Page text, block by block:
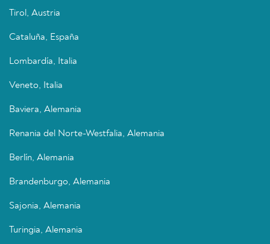
Tirol, Austria
Cataluña, España
Lombardía, Italia
Veneto, Italia
Baviera, Alemania
Renania del Norte-Westfalia, Alemania
Berlín, Alemania
Brandenburgo, Alemania
Sajonia, Alemania
Turingia, Alemania